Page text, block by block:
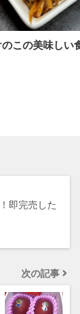
この美味しい
即完売した
次の記事